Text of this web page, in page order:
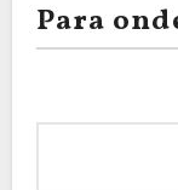
Para